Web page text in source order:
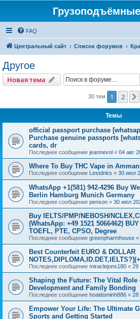
FAQ
Центральный сайт Список форумов
Другое
Новая тема
30 тем 1 2
Темы
official passport purchase
Purchase genuine passports
cards, dr
Последнее сообщение jeannevol « 04 авг
Where To Buy THC Vape in
Последнее сообщение Lestdnks « 30 июл
WhatsApp +1(581) 942-4296 Buy
Berlin Hamburg Munich Germany
Последнее сообщение penson « 30 июл
Buy IELTS/PMP/NEBOSH/
(WhatsApp: +49 1521 5066462)
TOEFL, PTE, CPSO, Degree
Последнее сообщение greenpharmhouse «
Best Counterfeit EURO & DOLLAR
Последнее сообщение miraclejons180 « 29
Shaping the Future: The Vital
Development and Family Bonding
Последнее сообщение hoaidominh886 « 28
Empower Your Life: The Ultimate
Sports and Getting Started